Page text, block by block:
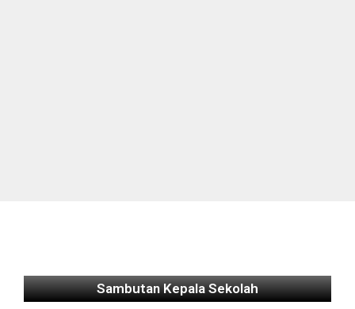
Sambutan Kepala Sekolah